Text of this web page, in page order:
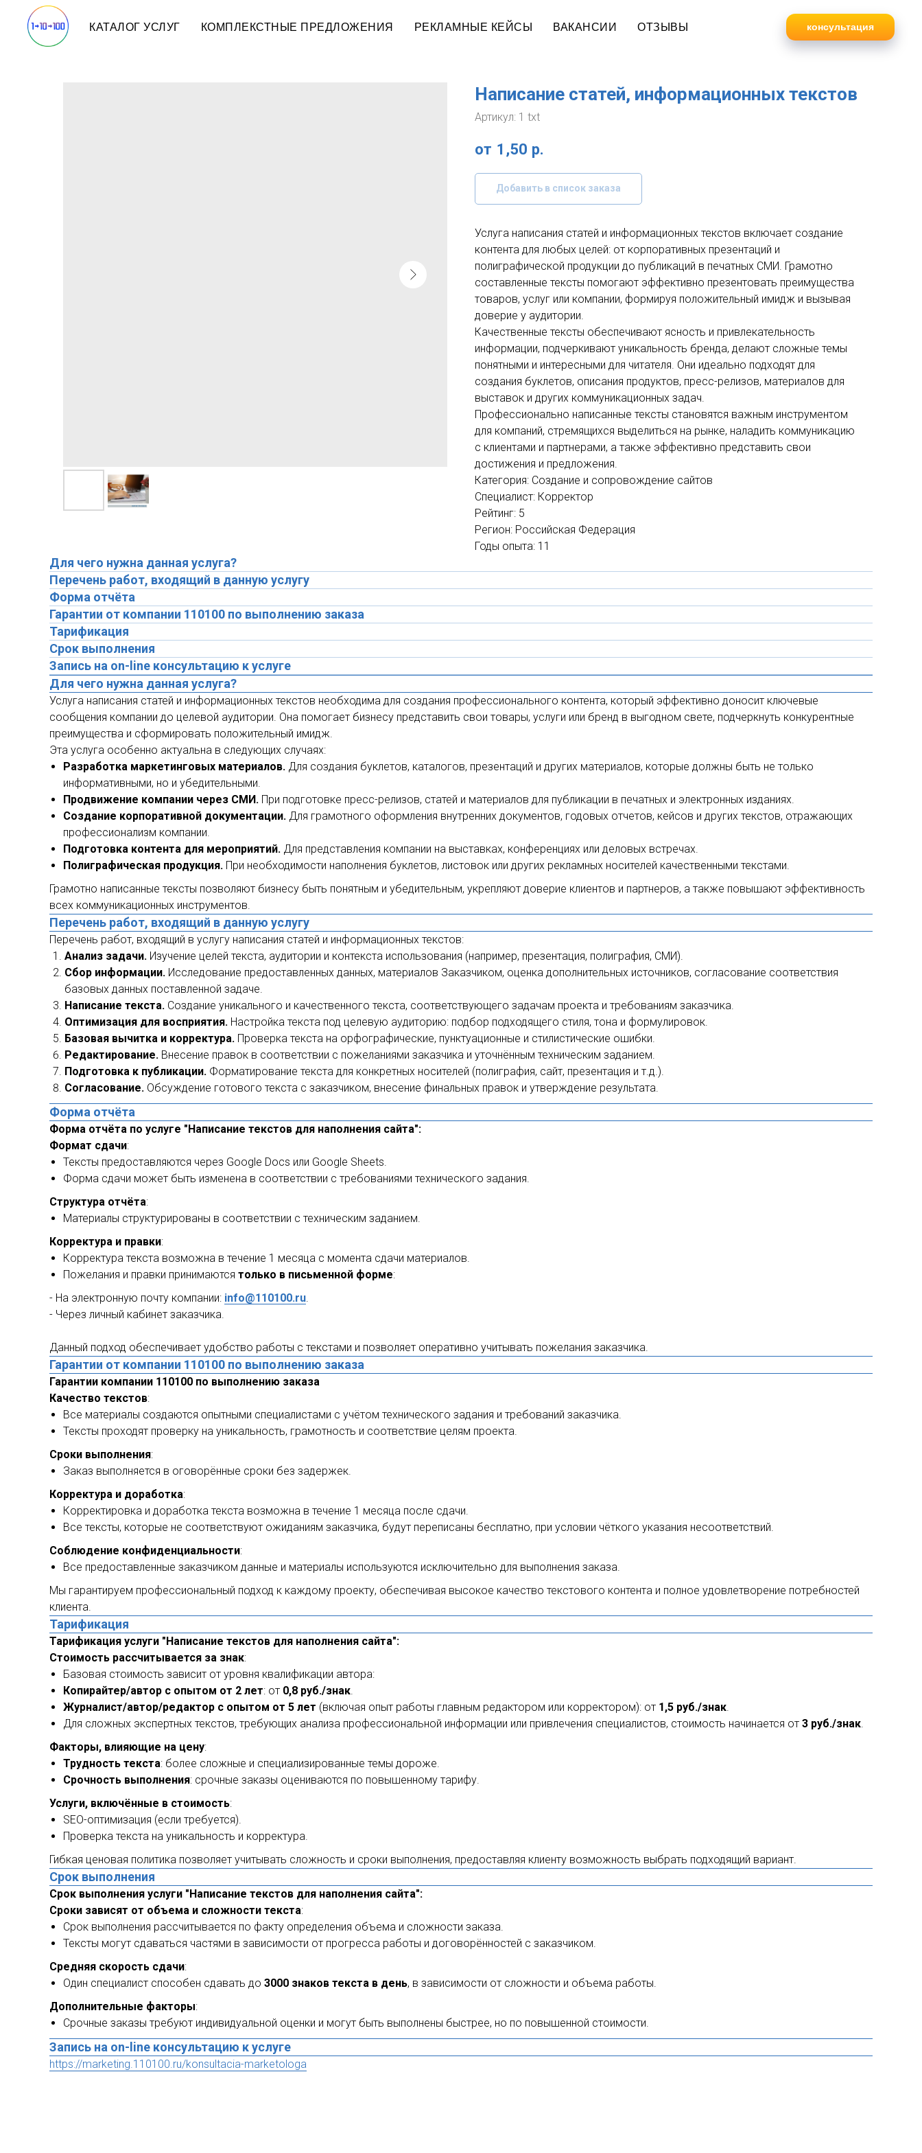
КАТАЛОГ УСЛУГ КОМПЛЕКСТНЫЕ ПРЕДЛОЖЕНИЯ РЕКЛАМНЫЕ КЕЙСЫ ВАКАНСИИ ОТЗЫВЫ консультация
Написание статей, информационных текстов
Артикул: 1 txt
1,50 р.
Добавить в список заказа
Услуга написания статей и информационных текстов включает создание
контента для любых целей: от корпоративных презентаций и
полиграфической продукции до публикаций в печатных СМИ. Грамотно
составленные тексты помогают эффективно презентовать преимущества
товаров, услуг или компании, формируя положительный имидж и вызывая
доверие у аудитории.
Качественные тексты обеспечивают ясность и привлекательность
информации, подчеркивают уникальность бренда, делают сложные темы
понятными и интересными для читателя. Они идеально подходят для
создания буклетов, описания продуктов, пресс-релизов, материалов для
выставок и других коммуникационных задач.
Профессионально написанные тексты становятся важным инструментом
для компаний, стремящихся выделиться на рынке, наладить коммуникацию
с клиентами и партнерами, а также эффективно представить свои
достижения и предложения.
Категория: Создание и сопровождение сайтов
Специалист: Корректор
Рейтинг: 5
Регион: Российская Федерация
Годы опыта: 11
Для чего нужна данная услуга?
Перечень работ, входящий в данную услугу
Форма отчёта
Гарантии от компании 110100 по выполнению заказа
Тарификация
Срок выполнения
Запись на on-line консультацию к услуге
Для чего нужна данная услуга?
Услуга написания статей и информационных текстов необходима для создания профессионального контента, который эффективно доносит ключевые
сообщения компании до целевой аудитории. Она помогает бизнесу представить свои товары, услуги или бренд в выгодном свете, подчеркнуть конкурентные
преимущества и сформировать положительный имидж.
Эта услуга особенно актуальна в следующих случаях:
Разработка маркетинговых материалов. Для создания буклетов, каталогов, презентаций и других материалов, которые должны быть не только
информативными, но и убедительными.
Продвижение компании через СМИ. При подготовке пресс-релизов, статей и материалов для публикации в печатных и электронных изданиях.
Создание корпоративной документации. Для грамотного оформления внутренних документов, годовых отчетов, кейсов и других текстов, отражающих
профессионализм компании.
Подготовка контента для мероприятий. Для представления компании на выставках, конференциях или деловых встречах.
Полиграфическая продукция. При необходимости наполнения буклетов, листовок или других рекламных носителей качественными текстами.
Грамотно написанные тексты позволяют бизнесу быть понятным и убедительным, укрепляют доверие клиентов и партнеров, а также повышают эффективность
всех коммуникационных инструментов.
Перечень работ, входящий в данную услугу
Перечень работ, входящий в услугу написания статей и информационных текстов:
Анализ задачи. Изучение целей текста, аудитории и контекста использования (например, презентация, полиграфия, СМИ).
Сбор информации. Исследование предоставленных данных, материалов Заказчиком, оценка дополнительных источников, согласование соответствия
базовых данных поставленной задаче.
Написание текста. Создание уникального и качественного текста, соответствующего задачам проекта и требованиям заказчика.
Оптимизация для восприятия. Настройка текста под целевую аудиторию: подбор подходящего стиля, тона и формулировок.
Базовая вычитка и корректура. Проверка текста на орфографические, пунктуационные и стилистические ошибки.
Редактирование. Внесение правок в соответствии с пожеланиями заказчика и уточнённым техническим заданием.
Подготовка к публикации. Форматирование текста для конкретных носителей (полиграфия, сайт, презентация и т.д.).
Согласование. Обсуждение готового текста с заказчиком, внесение финальных правок и утверждение результата.
Форма отчёта
Форма отчёта по услуге "Написание текстов для наполнения сайта":
Формат сдачи:
Тексты предоставляются через Google Docs или Google Sheets.
Форма сдачи может быть изменена в соответствии с требованиями технического задания.
Структура отчёта:
Материалы структурированы в соответствии с техническим заданием.
Корректура и правки:
Корректура текста возможна в течение 1 месяца с момента сдачи материалов.
Пожелания и правки принимаются только в письменной форме:
- На электронную почту компании: info@110100.ru.
- Через личный кабинет заказчика.
Данный подход обеспечивает удобство работы с текстами и позволяет оперативно учитывать пожелания заказчика.
Гарантии от компании 110100 по выполнению заказа
Гарантии компании 110100 по выполнению заказа
Качество текстов:
Все материалы создаются опытными специалистами с учётом технического задания и требований заказчика.
Тексты проходят проверку на уникальность, грамотность и соответствие целям проекта.
Сроки выполнения:
Заказ выполняется в оговорённые сроки без задержек.
Корректура и доработка:
Корректировка и доработка текста возможна в течение 1 месяца после сдачи.
Все тексты, которые не соответствуют ожиданиям заказчика, будут переписаны бесплатно, при условии чёткого указания несоответствий.
Соблюдение конфиденциальности:
Все предоставленные заказчиком данные и материалы используются исключительно для выполнения заказа.
Мы гарантируем профессиональный подход к каждому проекту, обеспечивая высокое качество текстового контента и полное удовлетворение потребностей
клиента.
Тарификация
Тарификация услуги "Написание текстов для наполнения сайта":
Стоимость рассчитывается за знак:
Базовая стоимость зависит от уровня квалификации автора:
Копирайтер/автор с опытом от 2 лет: от 0,8 руб./знак.
Журналист/автор/редактор с опытом от 5 лет (включая опыт работы главным редактором или корректором): от 1,5 руб./знак.
Для сложных экспертных текстов, требующих анализа профессиональной информации или привлечения специалистов, стоимость начинается от 3 руб./знак.
Факторы, влияющие на цену:
Трудность текста: более сложные и специализированные темы дороже.
Срочность выполнения: срочные заказы оцениваются по повышенному тарифу.
Услуги, включённые в стоимость:
SEO-оптимизация (если требуется).
Проверка текста на уникальность и корректура.
Гибкая ценовая политика позволяет учитывать сложность и сроки выполнения, предоставляя клиенту возможность выбрать подходящий вариант.
Срок выполнения
Срок выполнения услуги "Написание текстов для наполнения сайта":
Сроки зависят от объема и сложности текста:
Срок выполнения рассчитывается по факту определения объема и сложности заказа.
Тексты могут сдаваться частями в зависимости от прогресса работы и договорённостей с заказчиком.
Средняя скорость сдачи:
Один специалист способен сдавать до 3000 знаков текста в день, в зависимости от сложности и объема работы.
Дополнительные факторы:
Срочные заказы требуют индивидуальной оценки и могут быть выполнены быстрее, но по повышенной стоимости.
Запись на on-line консультацию к услуге
https://marketing.110100.ru/konsultacia-marketologa